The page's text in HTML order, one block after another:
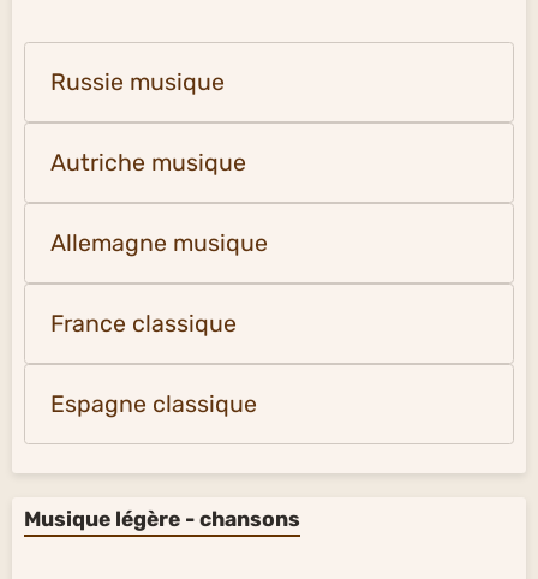
Russie musique
Autriche musique
Allemagne musique
France classique
Espagne classique
Musique légère - chansons